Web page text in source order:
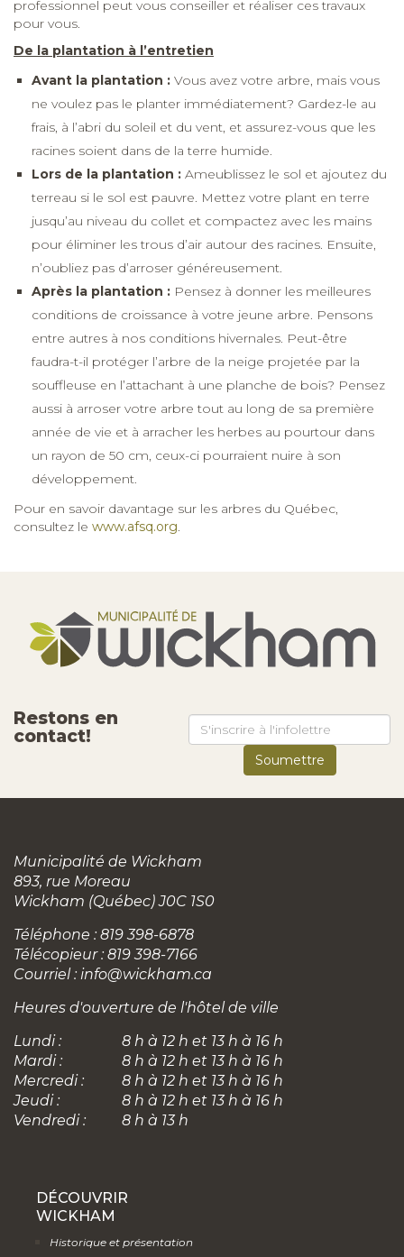
professionnel peut vous conseiller et réaliser ces travaux
pour vous.
De la plantation à l’entretien
Avant la plantation : Vous avez votre arbre, mais vous
ne voulez pas le planter immédiatement? Gardez-le au
frais, à l’abri du soleil et du vent, et assurez-vous que les
racines soient dans de la terre humide.
Lors de la plantation : Ameublissez le sol et ajoutez du
terreau si le sol est pauvre. Mettez votre plant en terre
jusqu’au niveau du collet et compactez avec les mains
pour éliminer les trous d’air autour des racines. Ensuite,
n’oubliez pas d’arroser généreusement.
Après la plantation : Pensez à donner les meilleures
conditions de croissance à votre jeune arbre. Pensons
entre autres à nos conditions hivernales. Peut-être
faudra-t-il protéger l’arbre de la neige projetée par la
souffleuse en l’attachant à une planche de bois? Pensez
aussi à arroser votre arbre tout au long de sa première
année de vie et à arracher les herbes au pourtour dans
un rayon de 50 cm, ceux-ci pourraient nuire à son
développement.
Pour en savoir davantage sur les arbres du Québec,
consultez le www.afsq.org.
Restons en
contact!
Municipalité de Wickham
893, rue Moreau
Wickham (Québec) J0C 1S0
Téléphone : 819 398-6878
Télécopieur : 819 398-7166
Courriel : info@wickham.ca
Heures d'ouverture de l'hôtel de ville
Lundi :
8 h à 12 h et 13 h à 16 h
Mardi :
8 h à 12 h et 13 h à 16 h
Mercredi :
8 h à 12 h et 13 h à 16 h
Jeudi :
8 h à 12 h et 13 h à 16 h
Vendredi :
8 h à 13 h
DÉCOUVRIR
WICKHAM
Historique et présentation